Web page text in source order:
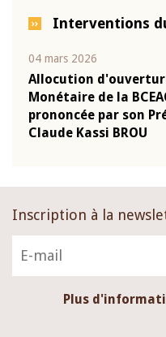
Interventions
04 mars 2026
Allocution
Monétaire de la
prononcée par son
Claude Kassi BROU
Inscription à la
Plus